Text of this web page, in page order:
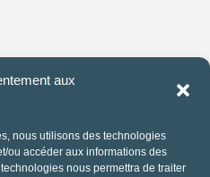
aux
nous utilisons des technologies
ou accéder aux informations des
nous permettra de traiter
super cool, mais tu
que l’on t’accompagne